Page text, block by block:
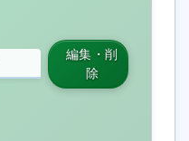
編集・削
除